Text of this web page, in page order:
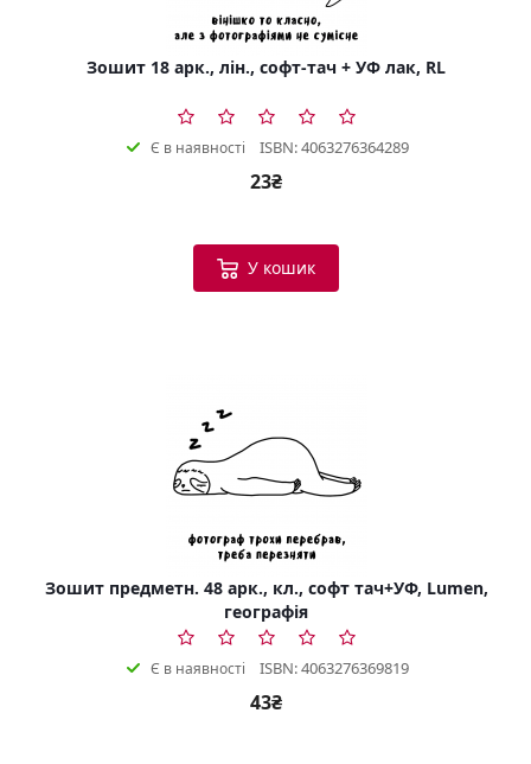
Зошит 18 арк., лін., софт-тач + УФ лак, RL
Є в наявності ISBN: 4063276364289
23₴
У кошик
Зошит предметн. 48 арк., кл., софт тач+УФ, Lumen,
географія
Є в наявності ISBN: 4063276369819
43₴